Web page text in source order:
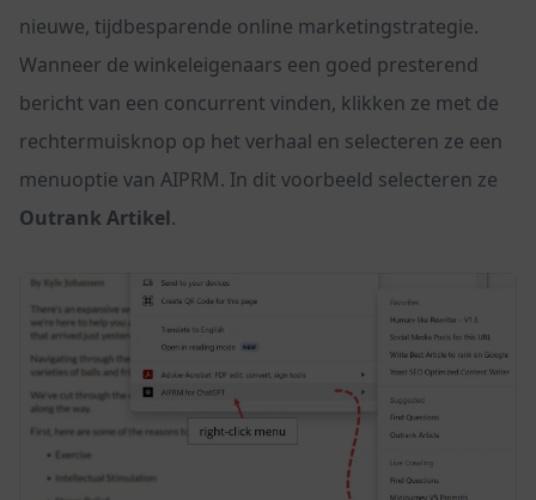
nieuwe, tijdbesparende online marketingstrategie.
Wanneer de winkeleigenaars een goed presterend
bericht van een concurrent vinden, klikken ze met de
rechtermuisknop op het verhaal en selecteren ze een
menuoptie van AIPRM. In dit voorbeeld selecteren ze
Outrank Artikel.